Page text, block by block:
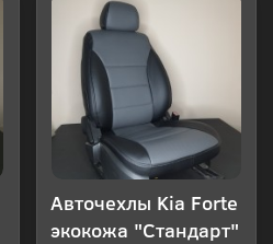
Авточехлы Kia Forte
экокожа "Стандарт"